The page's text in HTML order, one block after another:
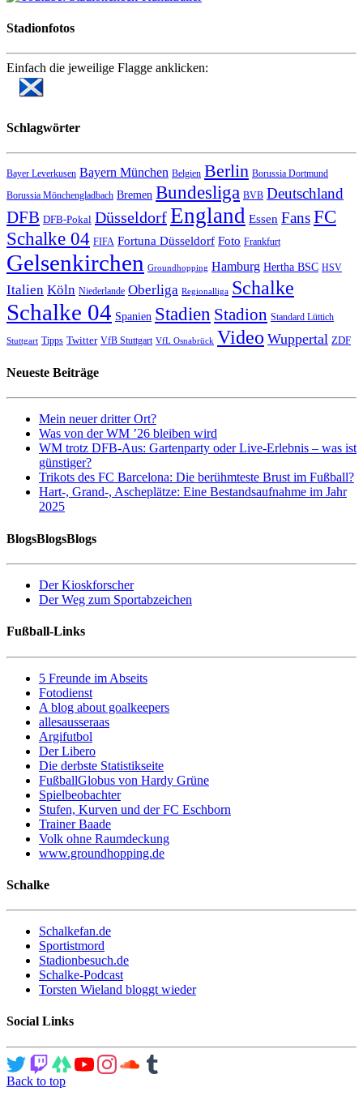
Stadionfotos
Einfach die jeweilige Flagge anklicken:
Schlagwörter
Bayer Leverkusen Bayern München Belgien Berlin Borussia Dortmund
Borussia Mönchengladbach Bremen Bundesliga BVB Deutschland
DFB DFB-Pokal DüsseldorfEngland Essen FansFC
Schalke 04 FIFA Fortuna Düsseldorf Foto Frankfurt
Gelsenkirchen Groundhopping Hamburg Hertha BSC HSV
Italien Köln Niederlande Oberliga Regionalliga Schalke
Schalke 04 Spanien Stadien Stadion Standard Lüttich
Stuttgart Tipps Twitter VfB Stuttgart VfL Osnabrück Video Wuppertal ZDF
Neueste Beiträge
Mein neuer dritter Ort?
Was von der WM ’26 bleiben wird
WM trotz DFB-Aus: Gartenparty oder Live-Erlebnis – was ist
günstiger?
Trikots des FC Barcelona: Die berühmteste Brust im Fußball?
Hart-, Grand-, Ascheplätze: Eine Bestandsaufnahme im Jahr
2025
BlogsBlogsBlogs
Der Kioskforscher
Der Weg zum Sportabzeichen
Fußball-Links
5 Freunde im Abseits
Fotodienst
A blog about goalkeepers
allesausseraas
Argifutbol
Der Libero
Die derbste Statistikseite
FußballGlobus von Hardy Grüne
Spielbeobachter
Stufen, Kurven und der FC Eschborn
Trainer Baade
Volk ohne Raumdeckung
www.groundhopping.de
Schalke
Schalkefan.de
Sportistmord
Stadionbesuch.de
Schalke-Podcast
Torsten Wieland bloggt wieder
Social Links
Back to top